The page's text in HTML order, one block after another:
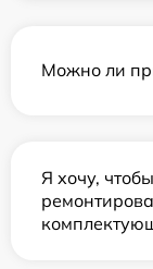
Можно ли
Я хочу,